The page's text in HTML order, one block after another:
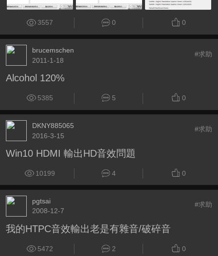
3557 0 0
brucemschen
2011-1-18
#求助
Alcohol 120%
5385 5 0
DKNY885065
2016-3-15
#求助
Win10 HDMI 輸出HD音效問題
10199 4 0
pgtsai
2008-12-7
#求助
我的HTPC音效輸出老是有雜音/破碎音
5472 2 0